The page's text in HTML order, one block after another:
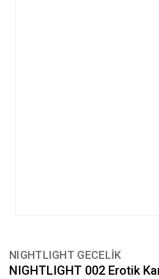
NIGHTLIGHT GECELİK
NIGHTLIGHT 002 Erotik